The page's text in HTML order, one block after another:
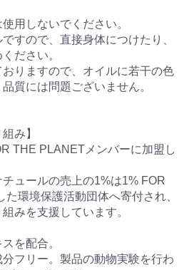
用しないでください。
すので、直接身体につけたり、
ださい。
おりますので、オイルに若干の色
質には問題ございません。
み】
THE PLANETメンバーに加盟し
ュールの売上の1%は1% FOR
環境保護活動団体へ寄付され、
みを支援しています。
を配合。
フリー。製品の動物実験を行わ